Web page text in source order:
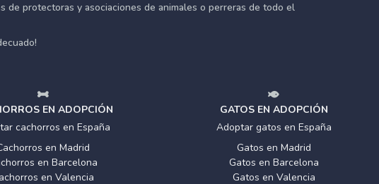
de protectoras y asociaciones de animales o perreras de todo el
EN ADOPCIÓN
cachorros en España
en Madrid
en Barcelona
en Valencia
GATOS EN ADOPCIÓN
Adoptar gatos en España
Gatos en Madrid
Gatos en Barcelona
Gatos en Valencia